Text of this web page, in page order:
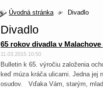
Úvodná stránka Divadlo
Divadlo
65 rokov divadla v Malachove
11.03.2015 10:50
Bulletin k 65. výročiu založenia
keď múza kráča ulicami. Jedna jej
osudov. Vďaka Vám, starým,